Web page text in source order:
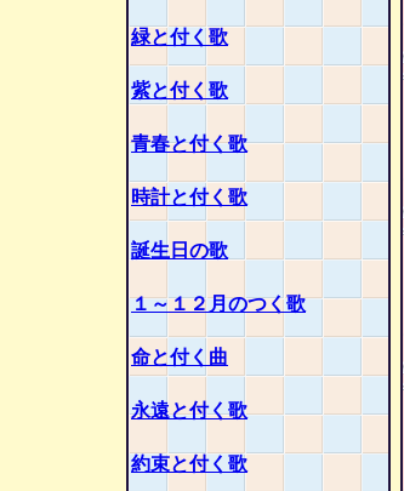
緑と付く歌
紫と付く歌
青春と付く歌
時計と付く歌
誕生日の歌
１～１２月のつく歌
命と付く曲
永遠と付く歌
約束と付く歌